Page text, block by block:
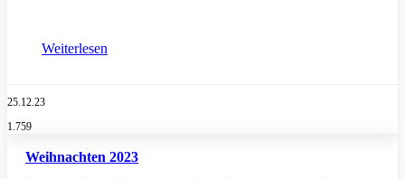
Weiterlesen
25.12.23
1.759
Weihnachten 2023